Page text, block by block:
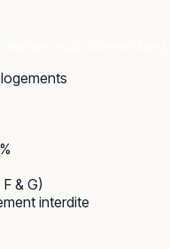
logements
%
& G)
interdite